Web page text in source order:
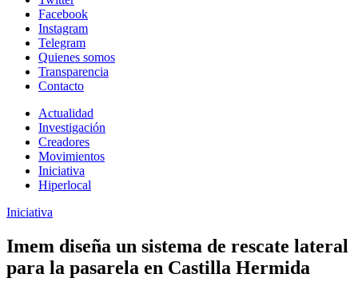
Facebook
Instagram
Telegram
Quienes somos
Transparencia
Contacto
Actualidad
Investigación
Creadores
Movimientos
Iniciativa
Hiperlocal
Iniciativa
Imem diseña un sistema de rescate lateral
para la pasarela en Castilla Hermida